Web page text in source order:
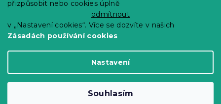
přizpůsobit nebo cookies úplně
odmítnout
v „Nastavení cookies“. Více se dozvíte v našich
Zásadách používání cookies
Nastavení
Souhlasím
Blog
Copyright 2026Výprodej povlečení. Všechna
práva vyhrazena.Upravit nastavení cookies